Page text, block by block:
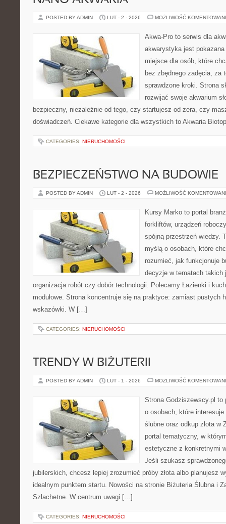
POSTED BY ADMIN LUT - 2 - 2026 MOŻLIWOŚĆ
Akwa-Pro to serwis dla
akwarystyka jest
miejsce dla osób, które
bez zbędnego zadęcia, za
sprawdzone kroki. Strona
rozwijać swoje akwarium
bezpieczny, niezależnie od tego, czy startujesz od zera, czy
doświadczeń. Ciekawe kategorie dla wszystkich to Akwaria
CATEGORIES: NIERUCHOMOŚCI
BEZPIECZEŃSTWO NA BUDOWIE
POSTED BY ADMIN LUT - 2 - 2026 MOŻLIWOŚĆ
Kursy Marko to portal
forkliftów, urządzeń
spójną przestrzeń wiedzy.
myślą o osobach, które
rozumieć, jak funkcjonuje
decyzje w tematach takich
organizacja robót czy dobór technologii. Polecamy Łazienki i
modułowe. Strona koncentruje się na praktyce: zamiast pustych
wskazówki. W […]
CATEGORIES: NIERUCHOMOŚCI
TRENDY W BIŻUTERII
POSTED BY ADMIN LUT - 1 - 2026 MOŻLIWOŚĆ
Strona Godziszewscy.pl
o osobach, które
ślubne oraz odkup złota w
portal tematyczny, w
estetyczne z konkretnymi
Jeśli szukasz
jubilerskich, chcesz lepiej zrozumieć próby złota albo planujesz
idealnym punktem startu. Nowości na stronie Biżuteria Ślubna i
Szlachetne. W centrum uwagi […]
CATEGORIES: NIERUCHOMOŚCI